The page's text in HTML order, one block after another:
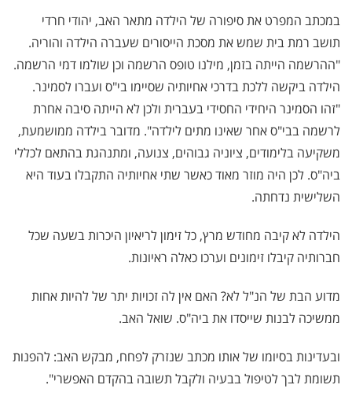
במכתב המפרט את סיפורה של הילדה מתאר האב, יהודי חרדי
תושב רמת בית שמש את מסכת הייסורים שעברה הילדה והוריה.
"ההרשמה הייתה בזמן, מילנו טופס הרשמה וכן שולמו דמי הרשמה.
הילדה ביקשה ללכת בדרכי אחיותיה שסיימו בי"ס ועברו לסמינר.
"זהו הסמינר היחידי החסידי בעברית ולכן לא הייתה סיבה אחרת
לרשמה בבי"ס אחר שאינו מתים לילדה". מדובר בילדה ממושמעת,
משקיעה בלימודים, ציוניה גבוהים, צנועה, ומתנהגת בהתאם לכללי
ביה"ס. לכן היה מוזר מאוד כאשר שתי אחיותיה התקבלו בעוד היא
השלישית נדחתה.
הילדה לא קיבה מחודש מרץ, כל זימון לריאיון היכרות בשעה שכל
חברותיה קיבלו זימונים וערכו כאלה ראיונות.
מדוע הבת של הנ"ל לא? האם אין לה זכויות יתר של להיות אחות
ממשיכה לבנות שייסדו את ביה"ס. שואל האב.
ובעדינות בסיומו של אותו מכתב שנזרק לפחח, מבקש האב: להפנות
תשומת לבך לטיפול בבעיה ולקבל תשובה בהקדם האפשרי".